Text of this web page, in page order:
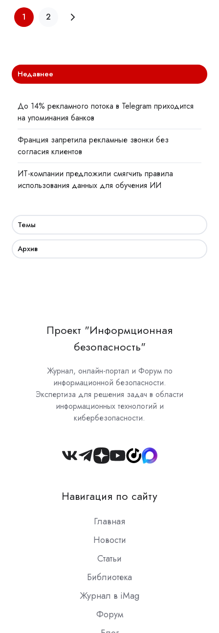
1 2
Недавнее
До 14% рекламного потока в Telegram приходится
на упоминания банков
Франция запретила рекламные звонки без
согласия клиентов
ИТ-компании предложили смягчить правила
использования данных для обучения ИИ
Темы
Архив
Проект "Информционная
безопасность"
Журнал, онлайн-портал и Форум по
информационной безопасности.
Экспертиза для решения задач в области
информационных технологий и
кибербезопасности.
Join
Slack
Навигация по сайту
Главная
Новости
Статьи
Библиотека
Журнал в iMag
Форум